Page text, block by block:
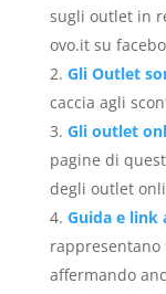
sugli outlet in
ovo.it su
Gli Outlet
caccia agli
Gli outlet
pagine di
degli outlet
Guida e link
rappresentano
affermando